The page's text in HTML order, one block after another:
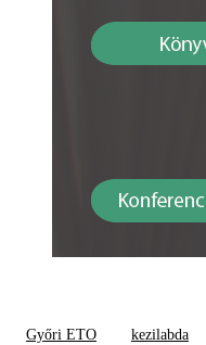
Győri ETO kezilabda